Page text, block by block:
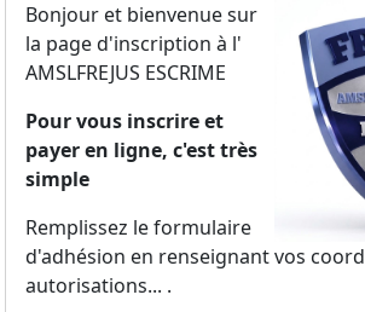
Bonjour et bienvenue sur
la page d'inscription à l'​
AMSLFREJUS​ ESCRIME
Pour vous inscrire et
payer en ligne, c'est très
simple
Remplissez le formulaire
d'adhésion en renseignant vos
autorisations... .